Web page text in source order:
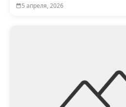
5 апреля, 2026